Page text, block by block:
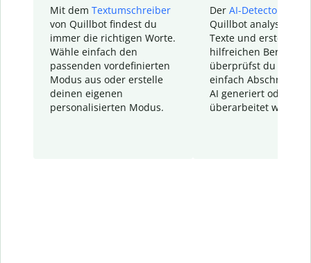
Mit dem Textumschreiber
von Quillbot findest du
immer die richtigen Worte.
Wähle einfach den
passenden vordefinierten
Modus aus oder erstelle
deinen eigenen
personalisierten Modus.
Der AI-Detector
Quillbot analysiert
Texte und erstellt
hilfreichen Bericht.
überprüfst du
einfach Abschnitte,
AI generiert oder
überarbeitet wurden.